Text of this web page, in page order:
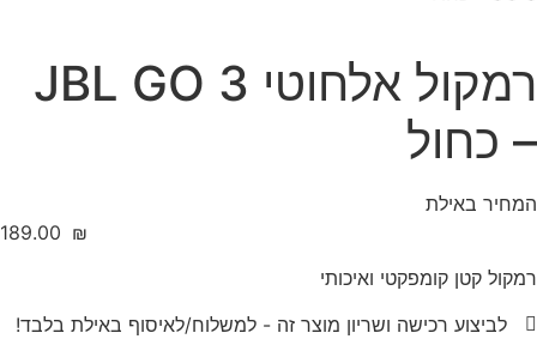
רמקול אלחוטי JBL GO 3
– כחול
המחיר באילת
‎189.00 ₪
רמקול קטן קומפקטי ואיכותי
לביצוע רכישה ושריון מוצר זה - למשלוח/לאיסוף באילת בלבד!